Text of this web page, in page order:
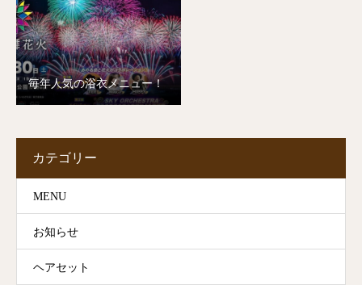
毎年人気の浴衣メニュー！
カテゴリー
MENU
お知らせ
ヘアセット